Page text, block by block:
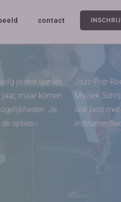
contact
je drie uur les
maar komen
Je
opties
Jazz-Pop-
Muziek
ook best met